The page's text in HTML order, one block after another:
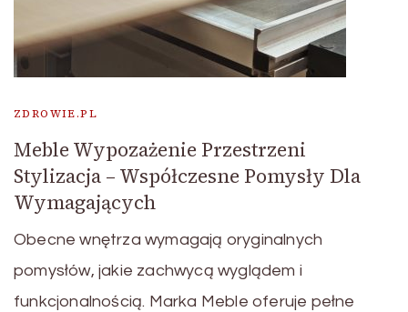
ZDROWIE.PL
Meble Wypozażenie Przestrzeni
Stylizacja – Współczesne Pomysły Dla
Wymagających
Obecne wnętrza wymagają oryginalnych
pomysłów, jakie zachwycą wyglądem i
funkcjonalnością. Marka Meble oferuje pełne